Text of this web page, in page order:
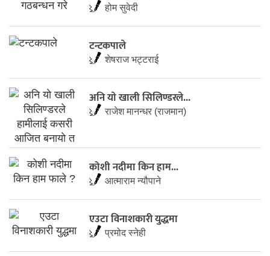
होम सुवेदी
टन्टकपाले
शेषराज भट्टराई
अनि याे खाली सिलिण्डरले...
राजेश मानन्धर (राजमान)
कोशी नदीमा किन हाम...
आत्माराम न्यौपाने
एउटा विनाशकारी युद्धमा
प्रमोद स्नेही